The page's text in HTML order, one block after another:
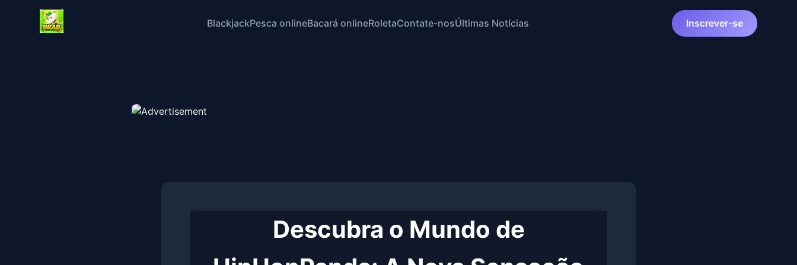
BlackjackPesca onlineBacará onlineRoletaContate-nosÚltimas Notícias Inscrever-se
Descubra o Mundo de